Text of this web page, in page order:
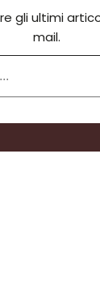
gli ultimi
mail.